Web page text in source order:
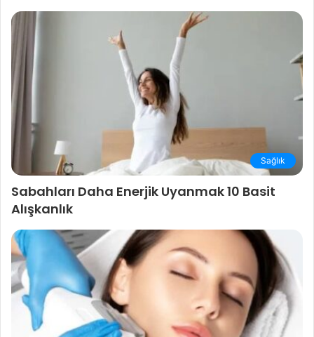
Sağlık
Sabahları Daha Enerjik Uyanmak 10 Basit
Alışkanlık